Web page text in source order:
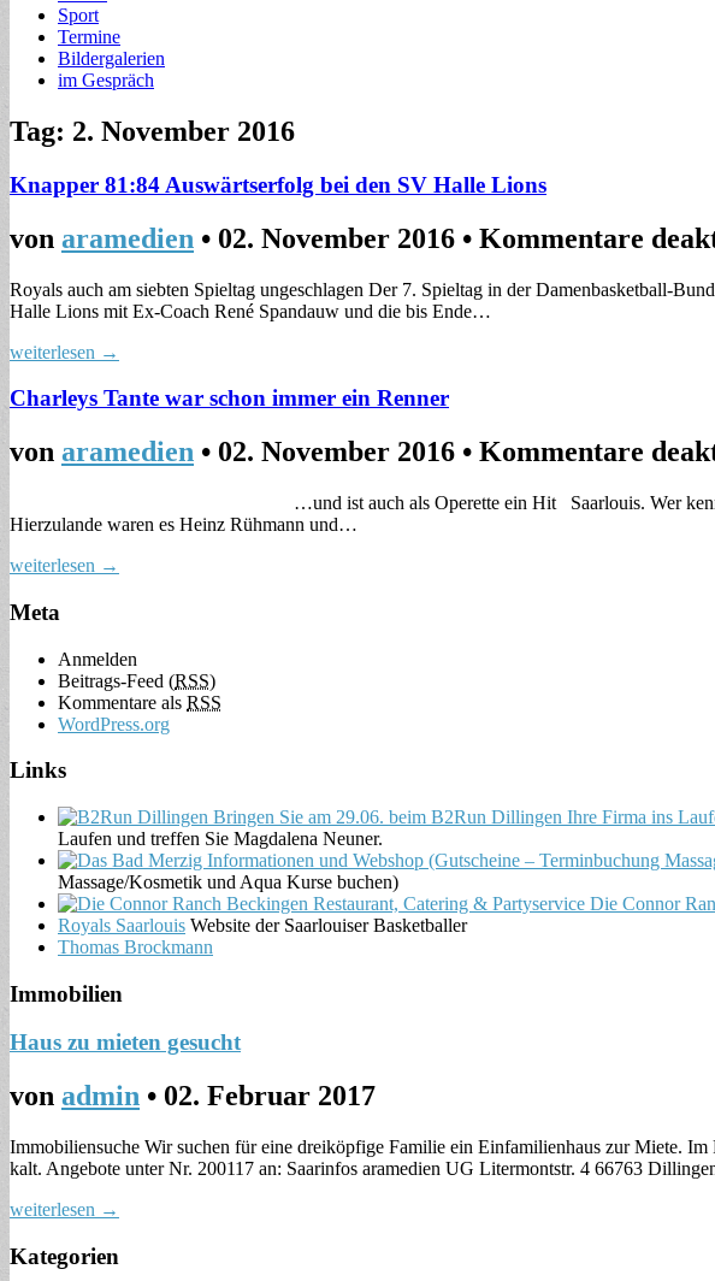
Sport
Termine
Bildergalerien
im Gespräch
Tag: 2. November 2016
Knapper 81:84 Auswärtserfolg bei den SV Halle Lions
von aramedien • 02. November 2016 • Kommentare
Royals auch am siebten Spieltag ungeschlagen Der 7. Spieltag in der Damenbasketball-
Halle Lions mit Ex-Coach René Spandauw und die bis Ende…
weiterlesen →
Charleys Tante war schon immer ein Renner
von aramedien • 02. November 2016 • Kommentare
…und ist auch als Operette ein Hit Saarlouis. Wer kennt sie nicht, die
Hierzulande waren es Heinz Rühmann und…
weiterlesen →
Meta
Anmelden
Beitrags-Feed (RSS)
Kommentare als RSS
WordPress.org
Links
Laufen und treffen Sie Magdalena Neuner.
Massage/Kosmetik und Aqua Kurse buchen)
Die Connor
Royals Saarlouis Website der Saarlouiser Basketballer
Thomas Brockmann
Immobilien
Haus zu mieten gesucht
von admin • 02. Februar 2017
Immobiliensuche Wir suchen für eine dreiköpfige Familie ein Einfamilienhaus zur Miete.
kalt. Angebote unter Nr. 200117 an: Saarinfos aramedien UG Litermontstr. 4 66763
weiterlesen →
Kategorien